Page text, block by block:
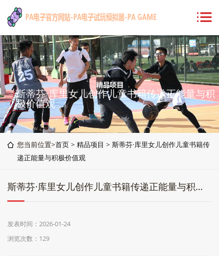
斯蒂芬·库里女儿创作儿童书籍传递正能量与积
极价值观
您当前位置>首页 > 精品项目 > 斯蒂芬·库里女儿创作儿童书籍传
递正能量与积极价值观
斯蒂芬·库里女儿创作儿童书籍传递正能量与积极价值观
发表时间：2026-01-24
浏览次数：129